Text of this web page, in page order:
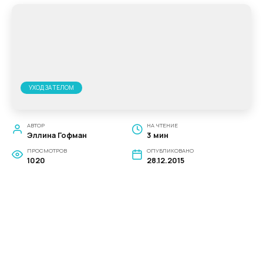
УХОД ЗА ТЕЛОМ
АВТОР
Эллина Гофман
НА ЧТЕНИЕ
3 мин
ПРОСМОТРОВ
1020
ОПУБЛИКОВАНО
28.12.2015